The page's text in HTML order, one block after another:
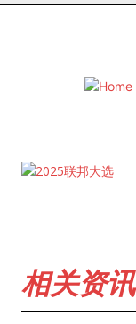
相关资讯